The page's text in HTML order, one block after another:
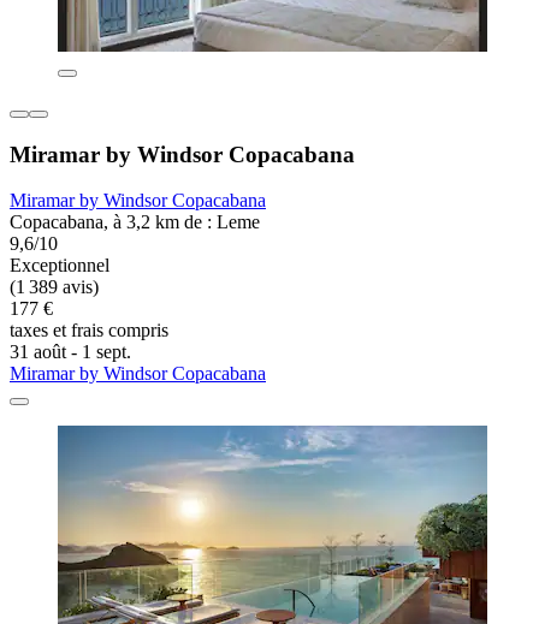
Miramar by Windsor Copacabana
Miramar by Windsor Copacabana
Copacabana, à 3,2 km de : Leme
9,6/10
Exceptionnel
(1 389 avis)
177 €
taxes et frais compris
31 août - 1 sept.
Miramar by Windsor Copacabana